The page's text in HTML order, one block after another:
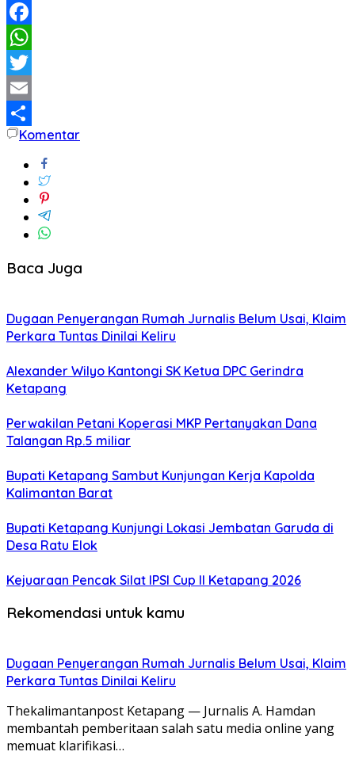
Facebook
WhatsApp
Twitter
Email
Share
Komentar
Baca Juga
Dugaan Penyerangan Rumah Jurnalis Belum Usai, Klaim
Perkara Tuntas Dinilai Keliru
Alexander Wilyo Kantongi SK Ketua DPC Gerindra
Ketapang
Perwakilan Petani Koperasi MKP Pertanyakan Dana
Talangan Rp.5 miliar
Bupati Ketapang Sambut Kunjungan Kerja Kapolda
Kalimantan Barat
Bupati Ketapang Kunjungi Lokasi Jembatan Garuda di
Desa Ratu Elok
Kejuaraan Pencak Silat IPSI Cup II Ketapang 2026
Rekomendasi untuk kamu
Dugaan Penyerangan Rumah Jurnalis Belum Usai, Klaim
Perkara Tuntas Dinilai Keliru
Thekalimantanpost Ketapang — Jurnalis A. Hamdan
membantah pemberitaan salah satu media online yang
memuat klarifikasi…